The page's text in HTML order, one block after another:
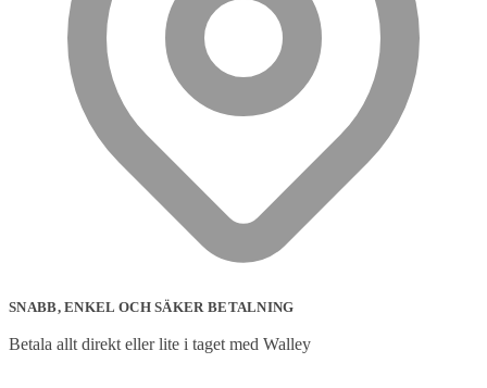
SNABB, ENKEL OCH SÄKER BETALNING
Betala allt direkt eller lite i taget med Walley